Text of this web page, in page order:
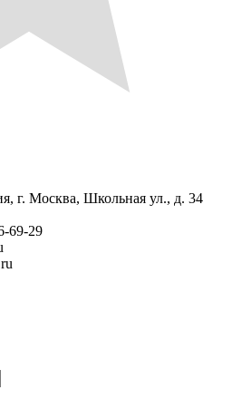
г. Москва, Школьная ул., д. 34
69-29